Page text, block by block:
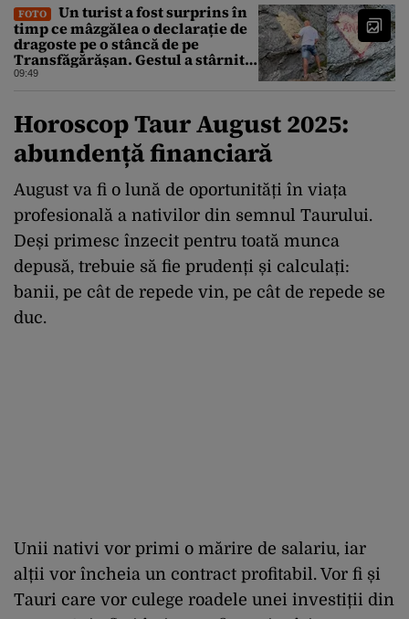
FOTO
Un turist a fost surprins în
timp ce mâzgălea o declarație de
dragoste pe o stâncă de pe
Transfăgărășan. Gestul a stârnit o
furtună de comentarii pe internet
09:49
Horoscop Taur August 2025:
abundență financiară
August va fi o lună de oportunități în viața
profesională a nativilor din semnul Taurului.
Deși primesc înzecit pentru toată munca
depusă, trebuie să fie prudenți și calculați:
banii, pe cât de repede vin, pe cât de repede se
duc.
Unii nativi vor primi o mărire de salariu, iar
alții vor încheia un contract profitabil. Vor fi și
Tauri care vor culege roadele unei investiții din